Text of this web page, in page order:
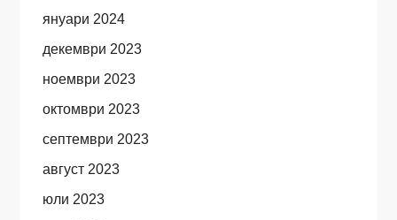
януари 2024
декември 2023
ноември 2023
октомври 2023
септември 2023
август 2023
юли 2023